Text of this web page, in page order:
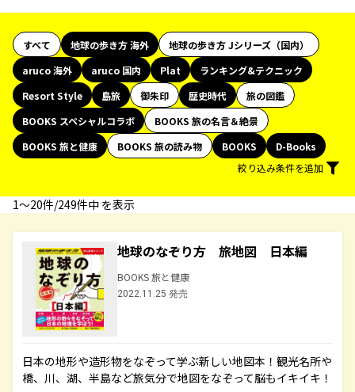
すべて 地球の歩き方 海外
地球の歩き方 Jシリーズ（国内）
aruco 海外
aruco 国内 Plat
ランキング&テクニック
Resort Style
島旅 御朱印 歴史時代
旅の図鑑
BOOKS スペシャルコラボ
BOOKS 旅の名言＆絶景
BOOKS 旅と健康
BOOKS 旅の読み物 BOOKS
D-Books
絞り込み条件を追加
1〜20件/249件中 を表示
地球のなぞり方 旅地図 日本編
BOOKS 旅と健康
2022.11.25 発売
日本の地形や造形物をなぞって学ぶ新しい地図本！観光名所や
橋、川、湖、半島など旅気分で地図をなぞって脳もイキイキ！